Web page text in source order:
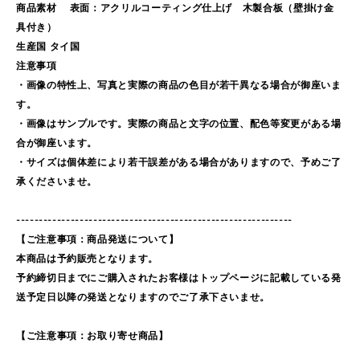
商品素材 表面：アクリルコーティング仕上げ 木製合板（壁掛け金
具付き）
生産国 タイ国
注意事項
・画像の特性上、写真と実際の商品の色目が若干異なる場合が御座いま
す。
・画像はサンプルです。実際の商品と文字の位置、配色等変更がある場
合が御座います。
・サイズは個体差により若干誤差がある場合がありますので、予めご了
承くださいませ。
-------------------------------------------------------------
【ご注意事項：商品発送について】
本商品は予約販売となります。
予約締切日までにご購入されたお客様はトップページに記載している発
送予定日以降の発送となりますのでご了承下さいませ。
【ご注意事項：お取り寄せ商品】